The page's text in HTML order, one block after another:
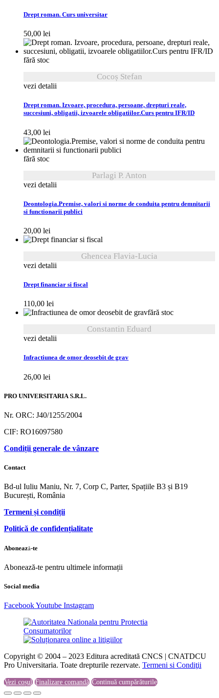
Drept roman. Curs universitar
50,00 lei
fără stoc
Cocoș Stefan
vezi detalii
Drept roman. Izvoare, procedura, persoane, drepturi reale,
succesiuni, obligatii, izvoarele obligatiilor.Curs pentru IFR/ID
43,00 lei
fără stoc
Parlagi P. Anton
vezi detalii
Deontologia.Premise, valori si norme de conduita pentru demnitarii
si functionarii publici
20,00 lei
Ghencea Flavia-Lucia
vezi detalii
Drept financiar si fiscal
110,00 lei
fără stoc
Constantin Eduard
vezi detalii
Infractiunea de omor deosebit de grav
26,00 lei
PRO UNIVERSITARIA S.R.L.
Nr. ORC: J40/1255/2004
CIF: RO16097580
Condiții generale de vânzare
Contact
Bd-ul Iuliu Maniu, Nr. 7, Corp C, Parter, Spațiile B3 și B19
București, România
Termeni și condiții
Politică de confidențialitate
Abonează-te
Abonează-te pentru ultimele informații
Social media
FacebookYoutube Instagram
Copyright © 2004 – 2023 Editura acreditată CNCS | CNATDCU
Pro Universitaria. Toate drepturile rezervate. Termeni si Condiţii
Vezi coșul Finalizare comandă Continuă cumpărăturile